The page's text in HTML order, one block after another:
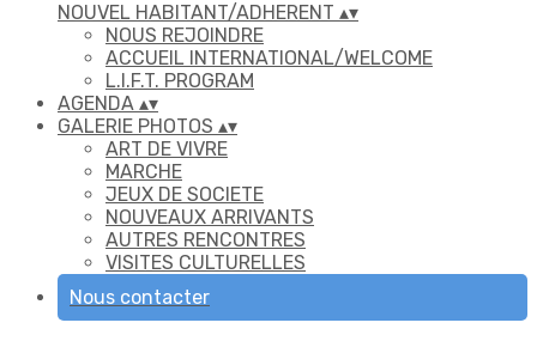
NOUVEL HABITANT/ADHERENT ▴▾
NOUS REJOINDRE
ACCUEIL INTERNATIONAL/WELCOME
L.I.F.T. PROGRAM
AGENDA ▴▾
GALERIE PHOTOS ▴▾
ART DE VIVRE
MARCHE
JEUX DE SOCIETE
NOUVEAUX ARRIVANTS
AUTRES RENCONTRES
VISITES CULTURELLES
Nous contacter